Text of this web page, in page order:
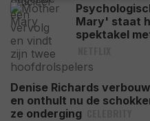
Mary' staat
spektakel
Denise Richards
en onthult nu de
ze onderging